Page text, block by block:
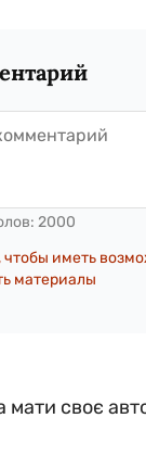
2000
чтобы иметь
материалы
мати своє